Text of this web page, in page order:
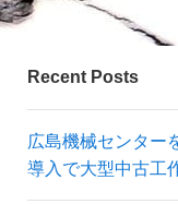
Recent Posts
広島機械センター
導入で大型中古工